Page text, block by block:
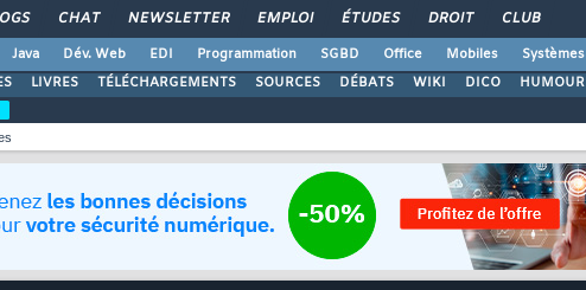
CHAT NEWSLETTER EMPLOI ÉTUDES DROIT CLUB
Java Dév. Web EDI Programmation SGBD Office Mobiles
Systèmes
LIVRES TÉLÉCHARGEMENTS SOURCES DÉBATS WIKI DICO HUMOUR